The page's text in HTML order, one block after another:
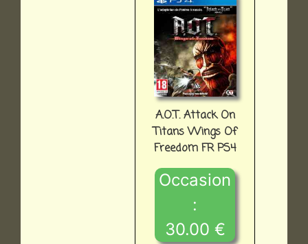
A.O.T. Attack On
Titans Wings Of
Freedom FR PS4
Occasion
:
30.00 €